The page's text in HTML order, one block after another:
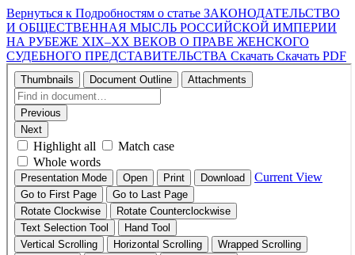
Вернуться к Подробностям о статье ЗАКОНОДАТЕЛЬСТВО
И ОБЩЕСТВЕННАЯ МЫСЛЬ РОССИЙСКОЙ ИМПЕРИИ
НА РУБЕЖЕ XIX–ХХ ВЕКОВ О ПРАВЕ ЖЕНСКОГО
СУДЕБНОГО ПРЕДСТАВИТЕЛЬСТВА Скачать Скачать PDF